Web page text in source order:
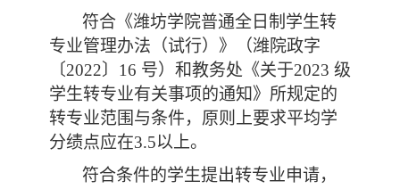
符合 《潍坊学院普通全日制学生转
专业管理办法（试行）》（潍院政字
〔2022〕16 号）和教务处《关于2023 级
学生转专业有关事项的通知》 所规定的
转专业范围与条件， 原则上要求平均学
分绩点应在3.5以上。
符合条件的学生提出转专业申请，